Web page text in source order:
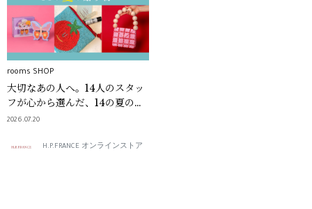
rooms SHOP
大切なあの人へ。14人のスタッ
フが心から選んだ、14の夏の贈
り物。
2026.07.20
H.P.FRANCE オンラインストア